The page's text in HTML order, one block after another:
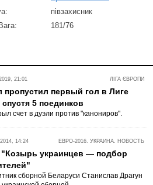
півзахисник
181/76
ЛІГА ЄВРОПИ
21:01
пропустил первый гол в Лиге
5 поединков
счет в дуэли против "канониров".
ЕВРО-2016. УКРАИНА. НОВОСТЬ
14:24
"Козырь украинцев — подбор
сборной Беларуси Станислав Драгун